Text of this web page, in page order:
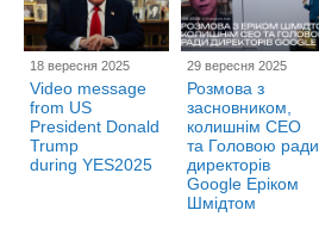
18 вересня 2025
Video message
from US
President Donald
Trump
during YES2025
29 вересня 2025
Розмова з
засновником,
колишнім CEO
та Головою ради
директорів
Google Еріком
Шмідтом